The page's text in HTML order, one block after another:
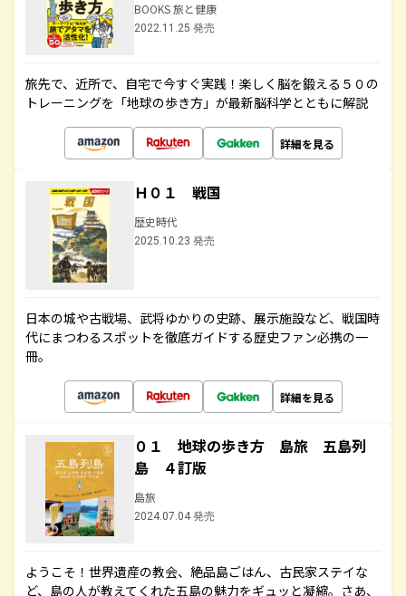
BOOKS 旅と健康
2022.11.25 発売
旅先で、近所で、自宅で今すぐ実践！楽しく脳を鍛える５０の
トレーニングを「地球の歩き方」が最新脳科学とともに解説
詳細を見る
Ｈ０１ 戦国
歴史時代
2025.10.23 発売
日本の城や古戦場、武将ゆかりの史跡、展示施設など、戦国時
代にまつわるスポットを徹底ガイドする歴史ファン必携の一
冊。
詳細を見る
０１ 地球の歩き方 島旅 五島列
島 ４訂版
島旅
2024.07.04 発売
ようこそ！世界遺産の教会、絶品島ごはん、古民家ステイな
ど、島の人が教えてくれた五島の魅力をギュッと凝縮。さあ、